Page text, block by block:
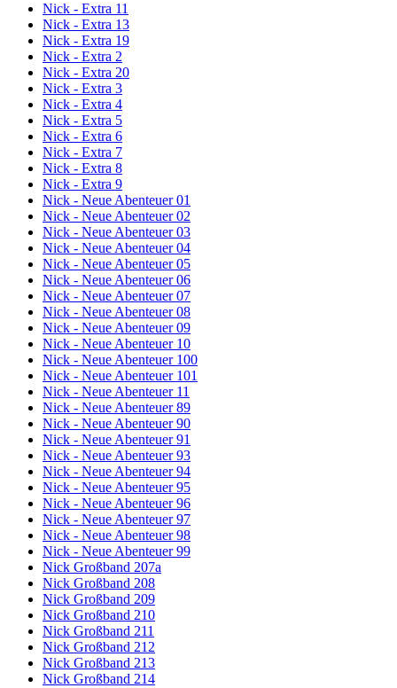
Nick - Extra 11
Nick - Extra 13
Nick - Extra 19
Nick - Extra 2
Nick - Extra 20
Nick - Extra 3
Nick - Extra 4
Nick - Extra 5
Nick - Extra 6
Nick - Extra 7
Nick - Extra 8
Nick - Extra 9
Nick - Neue Abenteuer 01
Nick - Neue Abenteuer 02
Nick - Neue Abenteuer 03
Nick - Neue Abenteuer 04
Nick - Neue Abenteuer 05
Nick - Neue Abenteuer 06
Nick - Neue Abenteuer 07
Nick - Neue Abenteuer 08
Nick - Neue Abenteuer 09
Nick - Neue Abenteuer 10
Nick - Neue Abenteuer 100
Nick - Neue Abenteuer 101
Nick - Neue Abenteuer 11
Nick - Neue Abenteuer 89
Nick - Neue Abenteuer 90
Nick - Neue Abenteuer 91
Nick - Neue Abenteuer 93
Nick - Neue Abenteuer 94
Nick - Neue Abenteuer 95
Nick - Neue Abenteuer 96
Nick - Neue Abenteuer 97
Nick - Neue Abenteuer 98
Nick - Neue Abenteuer 99
Nick Großband 207a
Nick Großband 208
Nick Großband 209
Nick Großband 210
Nick Großband 211
Nick Großband 212
Nick Großband 213
Nick Großband 214